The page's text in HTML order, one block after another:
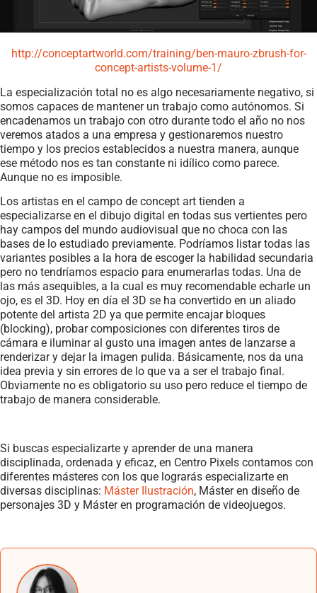
http://conceptartworld.com/training/ben-mauro-zbrush-for-
concept-artists-volume-1/
La especialización total no es algo necesariamente negativo, si
somos capaces de mantener un trabajo como autónomos. Si
encadenamos un trabajo con otro durante todo el año no nos
veremos atados a una empresa y gestionaremos nuestro
tiempo y los precios establecidos a nuestra manera, aunque
ese método nos es tan constante ni idílico como parece.
Aunque no es imposible.
Los artistas en el campo de concept art tienden a
especializarse en el dibujo digital en todas sus vertientes pero
hay campos del mundo audiovisual que no choca con las
bases de lo estudiado previamente. Podríamos listar todas las
variantes posibles a la hora de escoger la habilidad secundaria
pero no tendríamos espacio para enumerarlas todas. Una de
las más asequibles, a la cual es muy recomendable echarle un
ojo, es el 3D. Hoy en día el 3D se ha convertido en un aliado
potente del artista 2D ya que permite encajar bloques
(blocking), probar composiciones con diferentes tiros de
cámara e iluminar al gusto una imagen antes de lanzarse a
renderizar y dejar la imagen pulida. Básicamente, nos da una
idea previa y sin errores de lo que va a ser el trabajo final.
Obviamente no es obligatorio su uso pero reduce el tiempo de
trabajo de manera considerable.
Si buscas especializarte y aprender de una manera
disciplinada, ordenada y eficaz, en Centro Pixels contamos con
diferentes másteres con los que lograrás especializarte en
diversas disciplinas: Máster Ilustración, Máster en diseño de
personajes 3D y Máster en programación de videojuegos.